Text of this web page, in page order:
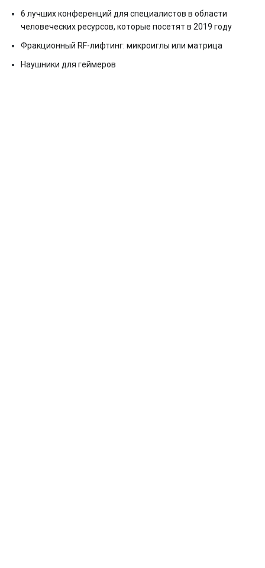
6 лучших конференций для специалистов в области
человеческих ресурсов, которые посетят в 2019 году
Фракционный RF-лифтинг: микроиглы или матрица
Наушники для геймеров